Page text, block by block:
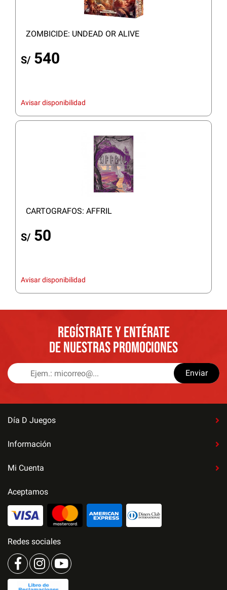
ZOMBICIDE: UNDEAD OR ALIVE
S/ 540
Avisar disponibilidad
CARTOGRAFOS: AFFRIL
S/ 50
Avisar disponibilidad
REGÍSTRATE Y ENTÉRATE
DE NUESTRAS PROMOCIONES
Enviar
Día D Juegos
Información
Mi Cuenta
Aceptamos
Redes sociales